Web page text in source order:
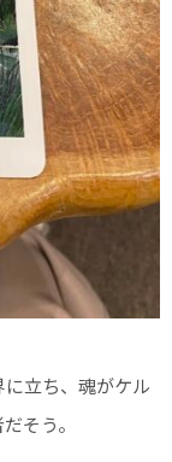
立ち、魂がケル
そう。